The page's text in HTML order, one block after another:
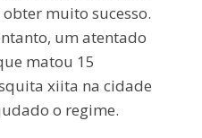
muito sucesso.
um atentado
matou 15
xiita na cidade
o regime.